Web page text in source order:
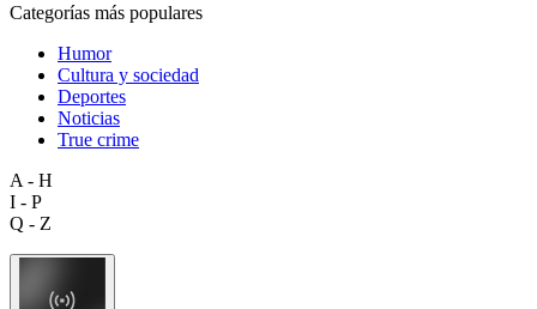
Categorías más populares
Humor
Cultura y sociedad
Deportes
Noticias
True crime
A - H
I - P
Q - Z